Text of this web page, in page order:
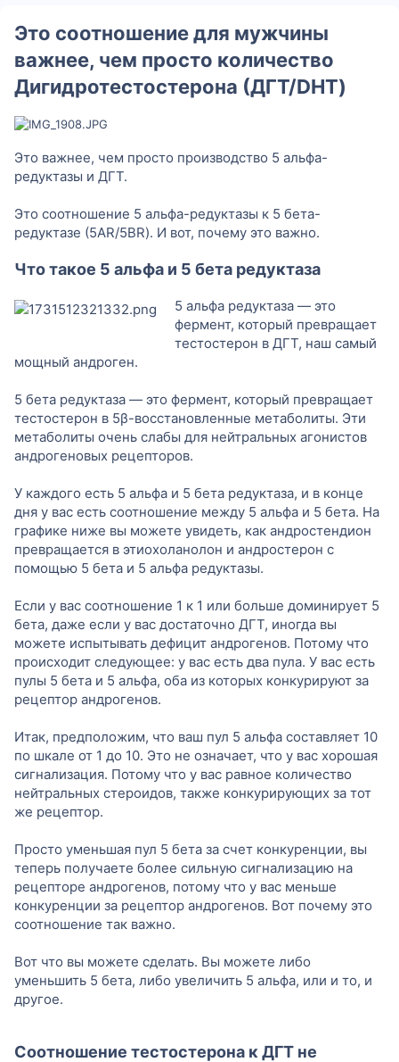
и
к
і
я
я
я
і
Это соотношение для мужчины
важнее, чем просто количество
Дигидротестостерона (ДГТ/DHT)
Это важнее, чем просто производство 5 альфа-
редуктазы и ДГТ.
Это соотношение 5 альфа-редуктазы к 5 бета-
редуктазе (5AR/5BR). И вот, почему это важно.
Что такое 5 альфа и 5 бета редуктаза
5 альфа редуктаза — это
фермент, который превращает
тестостерон в ДГТ, наш самый
мощный андроген.
5 бета редуктаза — это фермент, который превращает
тестостерон в 5β-восстановленные метаболиты. Эти
метаболиты очень слабы для нейтральных агонистов
андрогеновых рецепторов.
У каждого есть 5 альфа и 5 бета редуктаза, и в конце
дня у вас есть соотношение между 5 альфа и 5 бета. На
графике ниже вы можете увидеть, как андростендион
превращается в этиохоланолон и андростерон с
помощью 5 бета и 5 альфа редуктазы.
Если у вас соотношение 1 к 1 или больше доминирует 5
бета, даже если у вас достаточно ДГТ, иногда вы
можете испытывать дефицит андрогенов. Потому что
происходит следующее: у вас есть два пула. У вас есть
пулы 5 бета и 5 альфа, оба из которых конкурируют за
рецептор андрогенов.
Итак, предположим, что ваш пул 5 альфа составляет 10
по шкале от 1 до 10. Это не означает, что у вас хорошая
сигнализация. Потому что у вас равное количество
нейтральных стероидов, также конкурирующих за тот
же рецептор.
Просто уменьшая пул 5 бета за счет конкуренции, вы
теперь получаете более сильную сигнализацию на
рецепторе андрогенов, потому что у вас меньше
конкуренции за рецептор андрогенов. Вот почему это
соотношение так важно.
Вот что вы можете сделать. Вы можете либо
уменьшить 5 бета, либо увеличить 5 альфа, или и то, и
другое.
Соотношение тестостерона к ДГТ не